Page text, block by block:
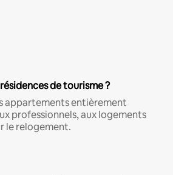
de tourisme ?
appartements entièrement
professionnels, aux logements
le relogement.